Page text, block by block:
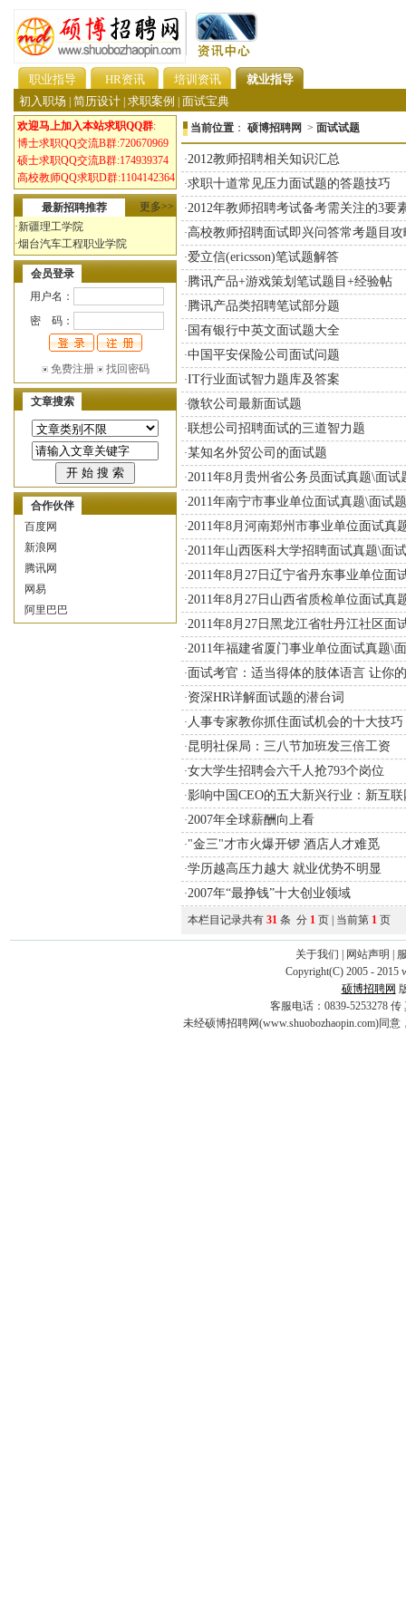
职业指导 HR资讯 培训资讯
就业指导
初入职场 简历设计 求职案例 面试宝典
欢迎马上加入本站求职QQ群:
博士求职QQ交流B群:720670969
硕士求职QQ交流B群:174939374
高校教师QQ求职D群:1104142364
最新招聘推荐
更多>>
·新疆理工学院
·烟台汽车工程职业学院
会员登录
用户名：
密 码：
免费注册 找回密码
文章搜索
合作伙伴
百度网
新浪网
腾讯网
网易
阿里巴巴
当前位置 ： 硕博招聘网 > 面试试题
·2012教师招聘相关知识汇总
·求职十道常见压力面试题的答题技巧
·2012年教师招聘考试备考需关注的3要
·高校教师招聘面试即兴问答常考题目攻
·爱立信(ericsson)笔试题解答
·腾讯产品+游戏策划笔试题目+经验帖
·腾讯产品类招聘笔试部分题
· 国有银行中英文面试题大全
·中国平安保险公司面试问题
·IT行业面试智力题库及答案
·微软公司最新面试题
·联想公司招聘面试的三道智力题
·某知名外贸公司的面试题
·2011年8月贵州省公务员面试真题\面试
·2011年南宁市事业单位面试真题\面试题
·2011年8月河南郑州市事业单位面试真
·2011年山西医科大学招聘面试真题\面
·2011年8月27日辽宁省丹东事业单位面
·2011年8月27日山西省质检单位面试真
·2011年8月27日黑龙江省牡丹江社区面
·2011年福建省厦门事业单位面试真题\
·面试考官：适当得体的肢体语言 让你
·资深HR详解面试题的潜台词
· 人事专家教你抓住面试机会的十大技巧
·昆明社保局：三八节加班发三倍工资
·女大学生招聘会六千人抢793个岗位
·影响中国CEO的五大新兴行业：新互
·2007年全球薪酬向上看
·"金三"才市火爆开锣 酒店人才难觅
·学历越高压力越大 就业优势不明显
·2007年“最挣钱”十大创业领域
本栏目记录共有 31 条 分 1 页 | 当前第 1 页
关于我们 网站声明
Copyright(C) 2005 - 2015
硕博招聘网
客服电话：0839-5253278 传
未经硕博招聘网(www.shuobozhaopin.com)同